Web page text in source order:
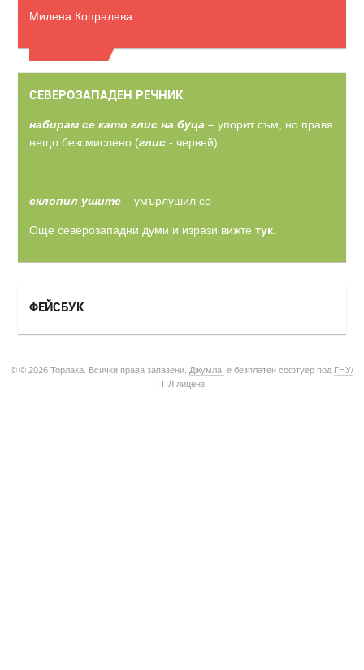
Милена Копралева
СЕВЕРОЗАПАДЕН РЕЧНИК
набирам се като глис на буца – упорит съм, но правя
нещо безсмислено (глис - червей)
склопил ушите – умърлушил се
Още северозападни думи и изрази вижте тук.
ФЕЙСБУК
© © 2026 Торлака. Всички права запазени. Джумла! е безплатен софтуер под ГНУ/
ГПЛ лиценз.